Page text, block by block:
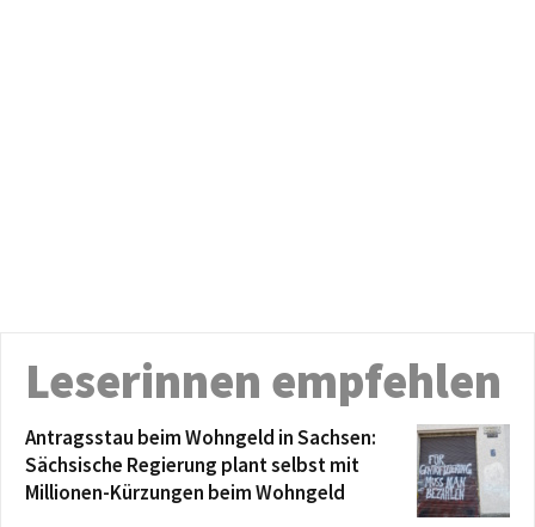
Leserinnen empfehlen
Antragsstau beim Wohngeld in Sachsen:
Sächsische Regierung plant selbst mit
Millionen-Kürzungen beim Wohngeld